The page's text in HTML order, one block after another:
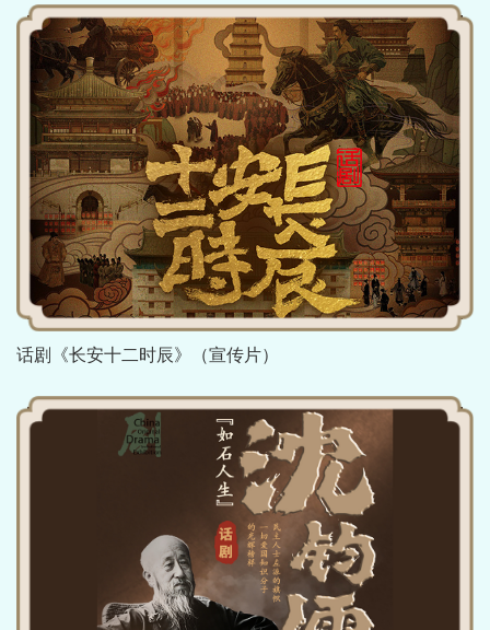
话剧《长安十二时辰》（宣传片）